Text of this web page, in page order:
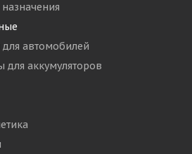
автомобилей
для аккумуляторов